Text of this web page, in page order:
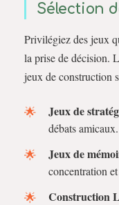
Sélection
Privilégiez des jeux
la prise de décision.
jeux de construction
Jeux de
débats amicaux.
Jeux de
concentration
Construction